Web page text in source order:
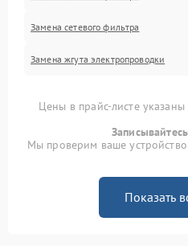
Замена сетевого фильтра
Замена жгута электропроводки
Цены в прайс-листе
Мы проверим ваше
Показать